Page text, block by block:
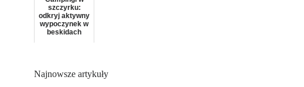
szczyrku:
odkryj aktywny
wypoczynek w
beskidach
Najnowsze artykuły